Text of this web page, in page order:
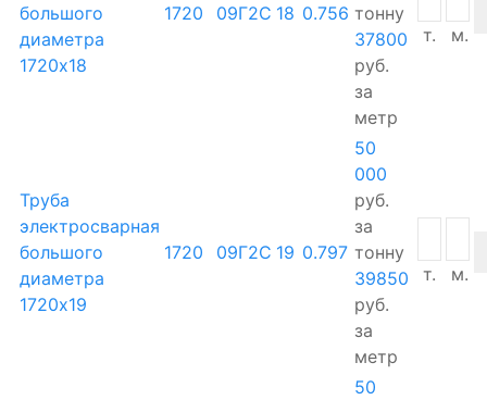
большого
диаметра
1720х18
1720 09Г2С 18 0.756 тонну
37800
руб.
за
метр
т. м.
Труба
электросварная
большого
диаметра
1720х19
1720 09Г2С 19 0.797
50
000
руб.
за
тонну
39850
руб.
за
метр
т. м.
50